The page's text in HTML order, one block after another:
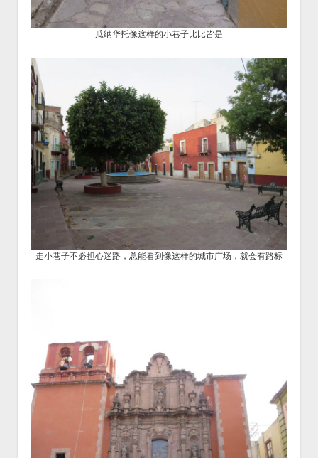
瓜纳华托像这样的小巷子比比皆是
走小巷子不必担心迷路，总能看到像这样的城市广场，就会有路标